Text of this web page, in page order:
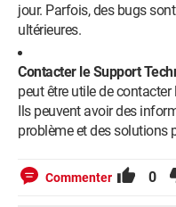
jour. Parfois, des bugs
ultérieures.
Contacter le Support
peut être utile de
Ils peuvent avoir des
problème et des solutions
Commenter 0